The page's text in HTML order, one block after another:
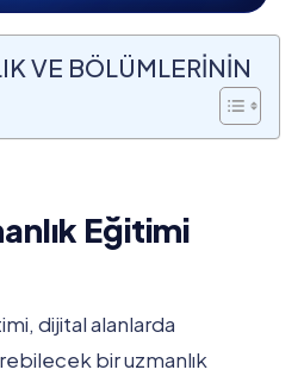
VE BÖLÜMLERİNİN
Eğitimi
dijital alanlarda
bir uzmanlık